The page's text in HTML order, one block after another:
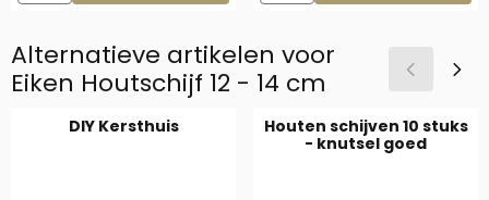
Alternatieve artikelen voor
Eiken Houtschijf 12 - 14 cm
DIY Kersthuis
Houten schijven 10 stuks
- knutsel goed